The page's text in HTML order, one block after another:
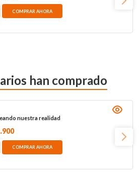
COMPRAR AHORA
han comprado
nuestra realidad
.900
COMPRAR AHORA